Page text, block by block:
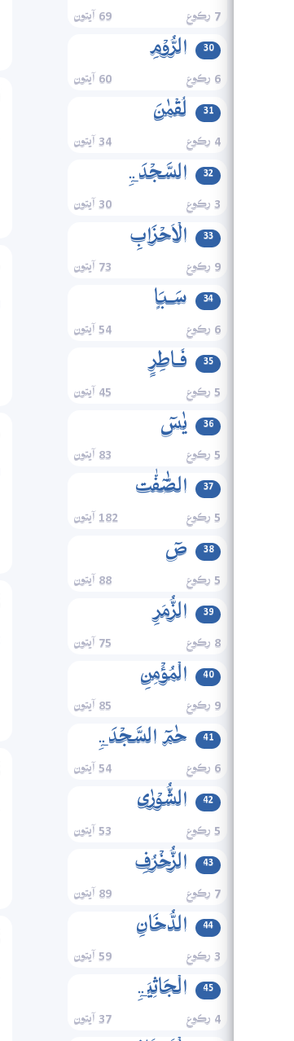
7 رڪوع 69 آيتون
30 الرُّوۡمِ
6 رڪوع 60 آيتون
31 لُقۡمٰنَ
4 رڪوع 34 آيتون
32 السَّجۡدَۃِ
3 رڪوع 30 آيتون
33 الۡاَحۡزَابِ
9 رڪوع 73 آيتون
34 سَـبَاٍ
6 رڪوع 54 آيتون
35 فَـاطِرٍ
5 رڪوع 45 آيتون
36 یٰسٓ
5 رڪوع 83 آيتون
37 الصّٰٓفّٰت
5 رڪوع 182 آيتون
38 صٓ
5 رڪوع 88 آيتون
39 الزُّمَرِ
8 رڪوع 75 آيتون
40 الۡمُؤۡمِنِ
9 رڪوع 85 آيتون
41 حٰمٓ السَّجۡدَۃِ
6 رڪوع 54 آيتون
42 الشُّوۡرٰی
5 رڪوع 53 آيتون
43 الزُّخۡرُفِ
7 رڪوع 89 آيتون
44 الدُّخَانِ
3 رڪوع 59 آيتون
45 الۡجَاثِیَۃِ
4 رڪوع 37 آيتون